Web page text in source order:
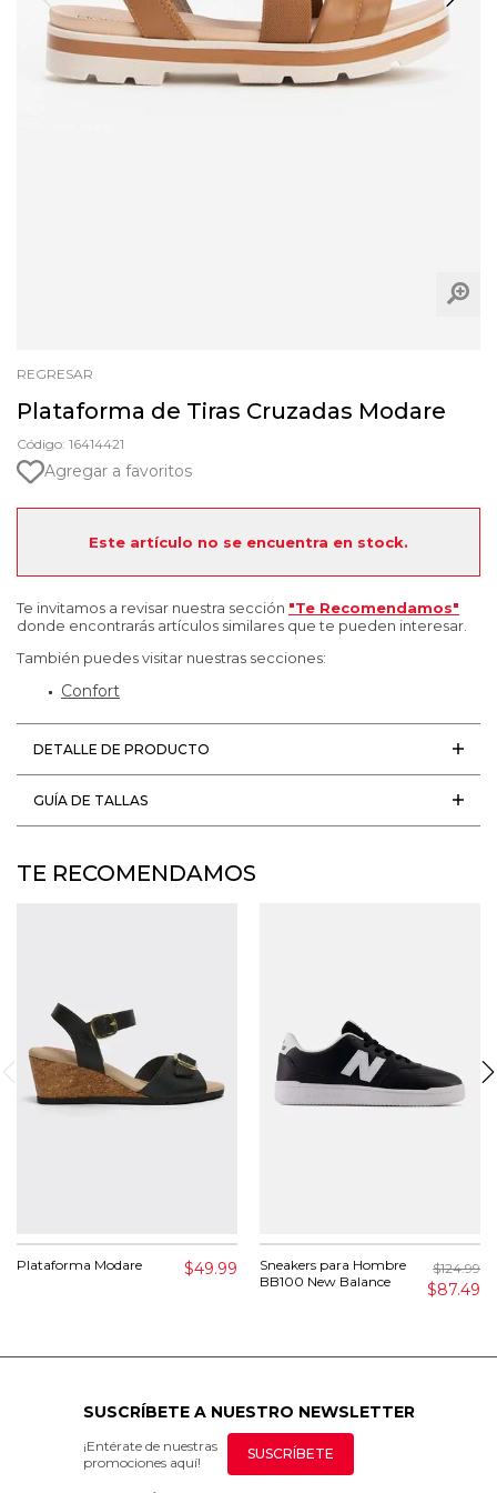
REGRESAR
Plataforma de Tiras Cruzadas Modare
Código: 16414421
Agregar a favoritos
Este artículo no se encuentra en stock.
Te invitamos a revisar nuestra sección "Te Recomendamos"
donde encontrarás artículos similares que te pueden interesar.
También puedes visitar nuestras secciones:
Confort
DETALLE DE PRODUCTO
GUÍA DE TALLAS
TE RECOMENDAMOS
Plataforma Modare $49.99
Sneakers para Hombre
BB100 New Balance
$124.99
$87.49
SUSCRÍBETE A NUESTRO NEWSLETTER
¡Entérate de nuestras
promociones aquí!
SUSCRÍBETE